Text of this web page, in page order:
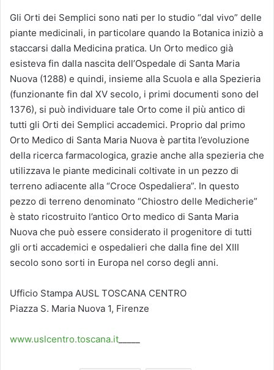
Gli Orti dei Semplici sono nati per lo studio “dal vivo” delle
piante medicinali, in particolare quando la Botanica iniziò a
staccarsi dalla Medicina pratica. Un Orto medico già
esisteva fin dalla nascita dell’Ospedale di Santa Maria
Nuova (1288) e quindi, insieme alla Scuola e alla Spezieria
(funzionante fin dal XV secolo, i primi documenti sono del
1376), si può individuare tale Orto come il più antico di
tutti gli Orti dei Semplici accademici. Proprio dal primo
Orto Medico di Santa Maria Nuova è partita l’evoluzione
della ricerca farmacologica, grazie anche alla spezieria che
utilizzava le piante medicinali coltivate in un pezzo di
terreno adiacente alla “Croce Ospedaliera”. In questo
pezzo di terreno denominato “Chiostro delle Medicherie”
è stato ricostruito l’antico Orto medico di Santa Maria
Nuova che può essere considerato il progenitore di tutti
gli orti accademici e ospedalieri che dalla fine del XIII
secolo sono sorti in Europa nel corso degli anni.
Ufficio Stampa AUSL TOSCANA CENTRO
Piazza S. Maria Nuova 1, Firenze
www.uslcentro.toscana.it